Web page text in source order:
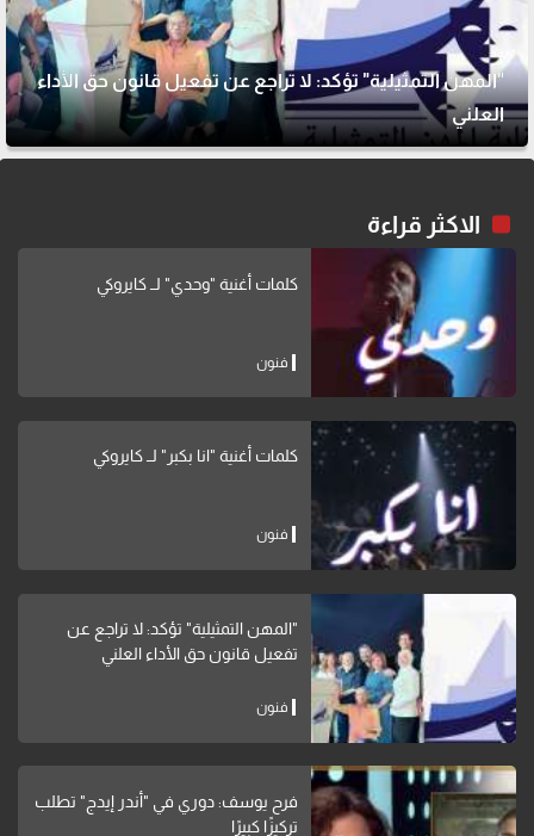
"المهن التمثيلية" تؤكد: لا تراجع عن تفعيل قانون حق الأداء
العلني
الاكثر قراءة
كلمات أغنية "وحدي" لــ كايروكي
فنون
كلمات أغنية "انا بكبر" لــ كايروكي
فنون
"المهن التمثيلية" تؤكد: لا تراجع عن
تفعيل قانون حق الأداء العلني
فنون
فرح يوسف: دوري في "أندر إيدج" تطلب
تركيزًا كبيرًا